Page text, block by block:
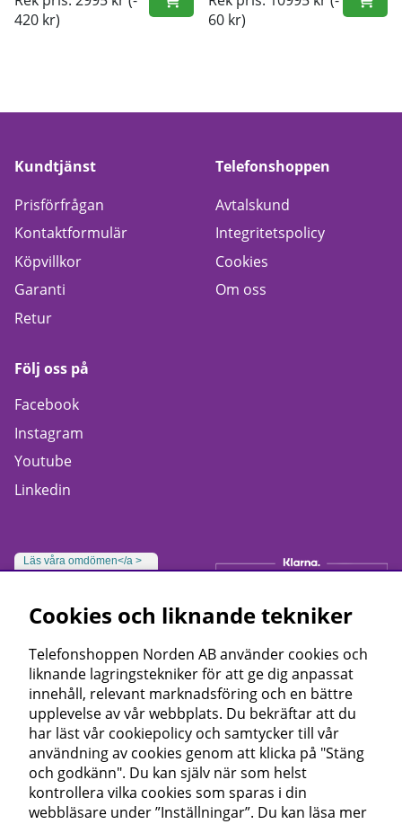
420 kr)
60 kr)
Kundtjänst
Prisförfrågan
Kontaktformulär
Köpvillkor
Garanti
Retur
Telefonshoppen
Avtalskund
Integritetspolicy
Cookies
Om oss
Följ oss på
Facebook
Instagram
Youtube
Linkedin
Läs våra omdömen</a >
Cookies och liknande tekniker
Telefonshoppen Norden AB använder cookies och
liknande lagringstekniker för att ge dig anpassat
innehåll, relevant marknadsföring och en bättre
upplevelse av vår webbplats. Du bekräftar att du
har läst vår cookiepolicy och samtycker till vår
användning av cookies genom att klicka på "Stäng
och godkänn". Du kan själv när som helst
kontrollera vilka cookies som sparas i din
webbläsare under ”Inställningar”. Du kan läsa mer